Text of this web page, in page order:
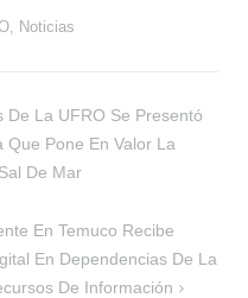
Noticias
De La UFRO Se Presentó
Que Pone En Valor La
De Mar
En Temuco Recibe
En Dependencias De La
De Información